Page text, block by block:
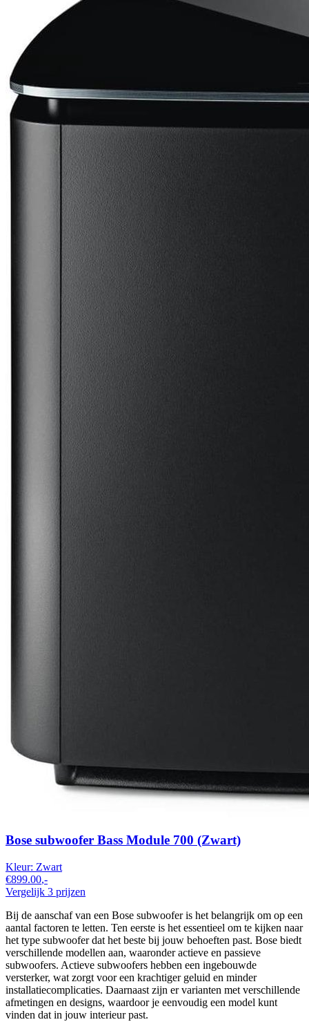
Bose subwoofer Bass Module 700 (Zwart)
Kleur: Zwart
€899.00,-
Vergelijk 3 prijzen
Bij de aanschaf van een Bose subwoofer is het belangrijk om op een
aantal factoren te letten. Ten eerste is het essentieel om te kijken naar
het type subwoofer dat het beste bij jouw behoeften past. Bose biedt
verschillende modellen aan, waaronder actieve en passieve
subwoofers. Actieve subwoofers hebben een ingebouwde
versterker, wat zorgt voor een krachtiger geluid en minder
installatiecomplicaties. Daarnaast zijn er varianten met verschillende
afmetingen en designs, waardoor je eenvoudig een model kunt
vinden dat in jouw interieur past.